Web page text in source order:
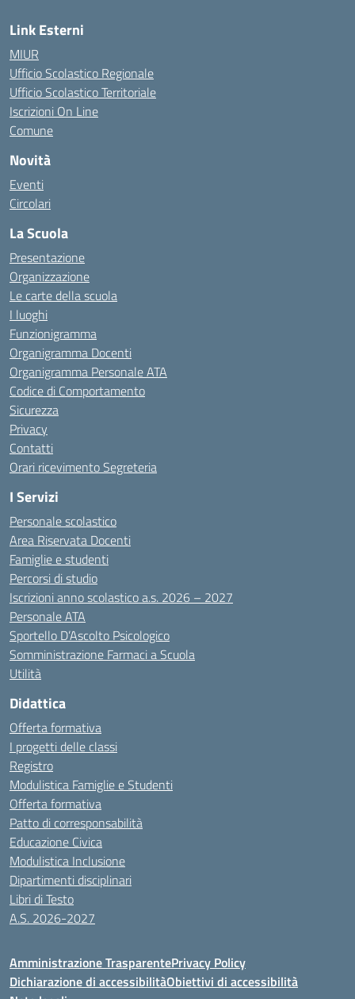
Link Esterni
MIUR
Ufficio Scolastico Regionale
Ufficio Scolastico Territoriale
Iscrizioni On Line
Comune
Novità
Eventi
Circolari
La Scuola
Presentazione
Organizzazione
Le carte della scuola
I luoghi
Funzionigramma
Organigramma Docenti
Organigramma Personale ATA
Codice di Comportamento
Sicurezza
Privacy
Contatti
Orari ricevimento Segreteria
I Servizi
Personale scolastico
Area Riservata Docenti
Famiglie e studenti
Percorsi di studio
Iscrizioni anno scolastico a.s. 2026 – 2027
Personale ATA
Sportello D’Ascolto Psicologico
Somministrazione Farmaci a Scuola
Utilità
Didattica
Offerta formativa
I progetti delle classi
Registro
Modulistica Famiglie e Studenti
Offerta formativa
Patto di corresponsabilità
Educazione Civica
Modulistica Inclusione
Dipartimenti disciplinari
Libri di Testo
A.S. 2026-2027
Amministrazione TrasparentePrivacy Policy
Dichiarazione di accessibilitàObiettivi di accessibilità